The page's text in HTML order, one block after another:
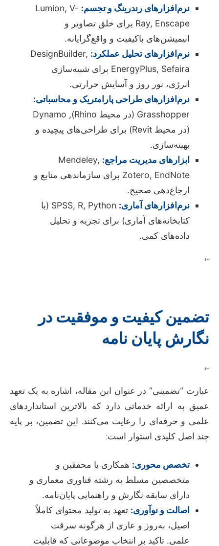
نرم‌افزارهای رندرینگ و تجسم: Lumion, V-
Ray, Enscape برای خلق تصاویر و
انیمیشن‌های باکیفیت و واقع‌گرایانه.
نرم‌افزارهای تحلیل عملکرد: DesignBuilder,
EnergyPlus, Sefaira برای شبیه‌سازی
انرژی، نور روز و آسایش حرارتی.
نرم‌افزارهای طراحی پارامتریک و محاسباتی:
Grasshopper (در محیط Rhino), Dynamo
(در محیط Revit) برای طراحی‌های پیچیده و
بهینه‌سازی.
ابزارهای مدیریت مراجع: Mendeley,
Zotero, EndNote برای سازماندهی منابع و
ارجاع‌دهی صحیح.
نرم‌افزارهای آماری:
SPSS, R, Python (با
کتابخانه‌های آماری) برای تجزیه و تحلیل
داده‌های کمی.
**
تضمین کیفیت و موفقیت در
نگارش پایان نامه
**
عبارت “تضمینی” در عنوان این مقاله، اشاره به یک تعهد
عمیق به ارائه خدماتی دارد که بالاترین استانداردهای
علمی و حرفه‌ای را رعایت می‌کنند. این تضمین، بر پایه
چند اصل کلیدی استوار است:
تخصص محوری: همکاری با محققین و
متخصصین مسلط به رشته فناوری معماری و
دارای سابقه نگارش و راهنمایی پایان‌نامه.
اصالت و نوآوری: تعهد به تولید محتوای کاملاً
اصیل، به‌روز و عاری از هرگونه سرقت
علمی. تاکید بر انتخاب موضوعاتی که قابلیت